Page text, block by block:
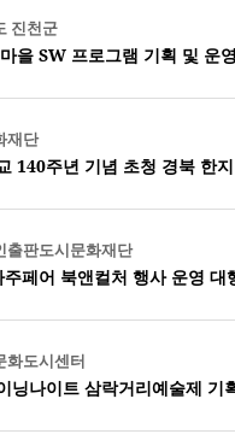
진천군
을 SW 프로그램 기획 및 운
재단
140주년 기념 초청 경북 한
출판도시문화재단
페어 북앤컬처 행사 운영 대
화도시센터
닝나이트 삼락거리예술제 기